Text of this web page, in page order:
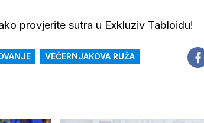
provjerite sutra u Exkluziv Tabloidu!
VEČERNJAKOVA RUŽA